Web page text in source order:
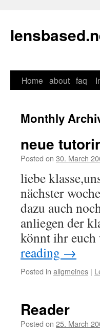
Skip
content
Home about faq
Monthly
neue
Posted on 30. March
liebe
nächster
dazu auch
anliegen der
könnt ihr
reading →
Posted in allgmeines |
Reader
Posted on 25. March